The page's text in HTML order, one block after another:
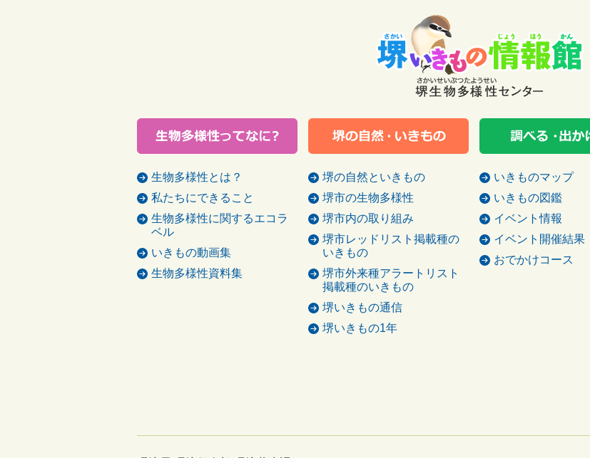
生物多様性とは？
私たちにできること
生物多様性に関するエコラ
ベル
いきもの動画集
生物多様性資料集
堺の自然といきもの
堺市の生物多様性
堺市内の取り組み
堺市レッドリスト掲載種の
いきもの
堺市外来種アラートリスト
掲載種のいきもの
堺いきもの通信
堺いきもの1年
いきものマップ
いきもの図鑑
イベント情報
イベント開催結果
おでかけコース